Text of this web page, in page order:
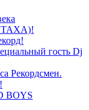
гость Dj
Рекордсмен.
BOYS